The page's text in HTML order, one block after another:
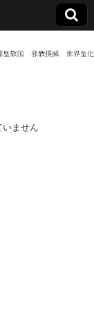
いません